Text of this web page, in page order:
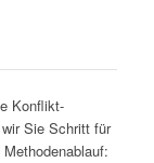
Konflikt-
Sie Schritt für